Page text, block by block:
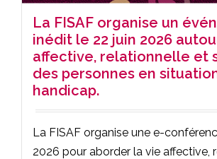
La FISAF organise un
inédit le 22 juin 2026
affective, relationnelle et
des personnes en
handicap.
La FISAF organise une e-
2026 pour aborder la vie affective,